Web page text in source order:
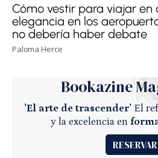
Cómo vestir para viajar en
elegancia en los
no debería haber debate
Paloma Herce
Bookazine
’El arte de trascender’ El
y la excelencia en
RESERVAR